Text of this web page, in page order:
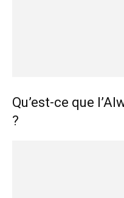
Qu’est-ce que
?